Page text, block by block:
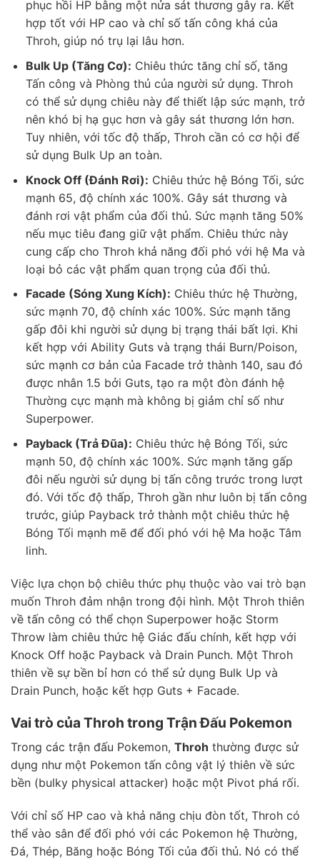
phục hồi HP bằng một nửa sát thương gây ra. Kết
hợp tốt với HP cao và chỉ số tấn công khá của
Throh, giúp nó trụ lại lâu hơn.
Bulk Up (Tăng Cơ): Chiêu thức tăng chỉ số, tăng
Tấn công và Phòng thủ của người sử dụng. Throh
có thể sử dụng chiêu này để thiết lập sức mạnh, trở
nên khó bị hạ gục hơn và gây sát thương lớn hơn.
Tuy nhiên, với tốc độ thấp, Throh cần có cơ hội để
sử dụng Bulk Up an toàn.
Knock Off (Đánh Rơi): Chiêu thức hệ Bóng Tối, sức
mạnh 65, độ chính xác 100%. Gây sát thương và
đánh rơi vật phẩm của đối thủ. Sức mạnh tăng 50%
nếu mục tiêu đang giữ vật phẩm. Chiêu thức này
cung cấp cho Throh khả năng đối phó với hệ Ma và
loại bỏ các vật phẩm quan trọng của đối thủ.
Facade (Sóng Xung Kích): Chiêu thức hệ Thường,
sức mạnh 70, độ chính xác 100%. Sức mạnh tăng
gấp đôi khi người sử dụng bị trạng thái bất lợi. Khi
kết hợp với Ability Guts và trạng thái Burn/Poison,
sức mạnh cơ bản của Facade trở thành 140, sau đó
được nhân 1.5 bởi Guts, tạo ra một đòn đánh hệ
Thường cực mạnh mà không bị giảm chỉ số như
Superpower.
Payback (Trả Đũa): Chiêu thức hệ Bóng Tối, sức
mạnh 50, độ chính xác 100%. Sức mạnh tăng gấp
đôi nếu người sử dụng bị tấn công trước trong lượt
đó. Với tốc độ thấp, Throh gần như luôn bị tấn công
trước, giúp Payback trở thành một chiêu thức hệ
Bóng Tối mạnh mẽ để đối phó với hệ Ma hoặc Tâm
linh.
Việc lựa chọn bộ chiêu thức phụ thuộc vào vai trò bạn
muốn Throh đảm nhận trong đội hình. Một Throh thiên
về tấn công có thể chọn Superpower hoặc Storm
Throw làm chiêu thức hệ Giác đấu chính, kết hợp với
Knock Off hoặc Payback và Drain Punch. Một Throh
thiên về sự bền bỉ hơn có thể sử dụng Bulk Up và
Drain Punch, hoặc kết hợp Guts + Facade.
Vai trò của Throh trong Trận Đấu Pokemon
Trong các trận đấu Pokemon, Throh thường được sử
dụng như một Pokemon tấn công vật lý thiên về sức
bền (bulky physical attacker) hoặc một Pivot phá rối.
Với chỉ số HP cao và khả năng chịu đòn tốt, Throh có
thể vào sân để đối phó với các Pokemon hệ Thường,
Đá, Thép, Băng hoặc Bóng Tối của đối thủ. Nó có thể